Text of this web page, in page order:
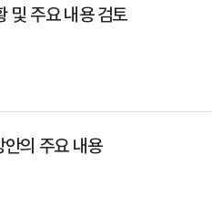
및 주요 내용 검토
의 주요 내용